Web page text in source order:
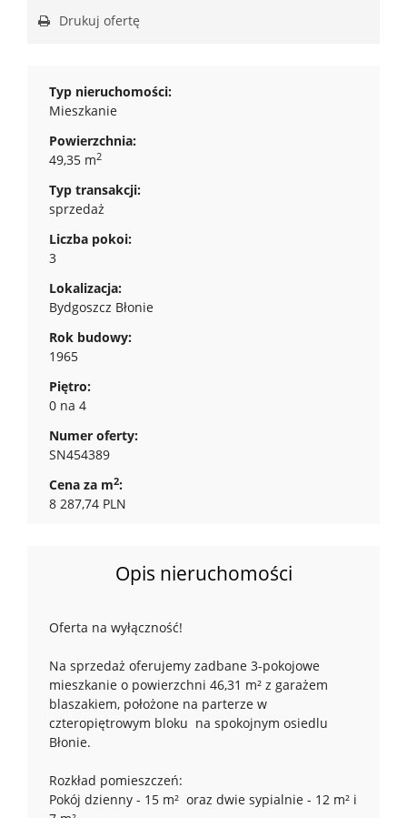
Drukuj ofertę
Typ nieruchomości:
Mieszkanie
Powierzchnia:
49,35 m2
Typ transakcji:
sprzedaż
Liczba pokoi:
3
Lokalizacja:
Bydgoszcz Błonie
Rok budowy:
1965
Piętro:
0 na 4
Numer oferty:
SN454389
Cena za m2:
8 287,74 PLN
Opis nieruchomości
Oferta na wyłączność!
Na sprzedaż oferujemy zadbane 3-pokojowe
mieszkanie o powierzchni 46,31 m² z garażem
blaszakiem, położone na parterze w
czteropiętrowym bloku na spokojnym osiedlu
Błonie.
Rozkład pomieszczeń:
Pokój dzienny - 15 m² oraz dwie sypialnie - 12 m² i